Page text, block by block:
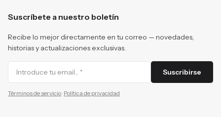
Suscríbete a nuestro boletín
Recibe lo mejor directamente en tu correo — novedades,
historias y actualizaciones exclusivas.
Suscribirse
Términos de servicio· Política de privacidad